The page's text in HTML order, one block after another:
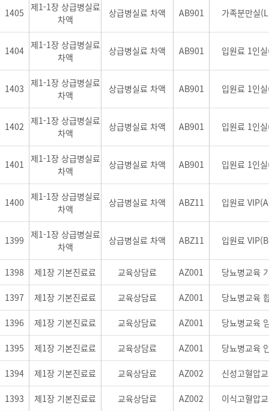
1405 제1-1장 상급병실료
차액
상급병실료 차액 AB901 가족분만실
1404 제1-1장 상급병실료
차액
상급병실료 차액 AB901 입원료 1인
1403 제1-1장 상급병실료
차액
상급병실료 차액 AB901 입원료 1인
1402 제1-1장 상급병실료
차액
상급병실료 차액 AB901 입원료 1인
1401 제1-1장 상급병실료
차액
상급병실료 차액 AB901 입원료 1인
1400 제1-1장 상급병실료
차액
상급병실료 차액 ABZ11 입원료
1399 제1-1장 상급병실료
차액
상급병실료 차액 ABZ11 입원료
1398 제1장 기본진료료 교육상담료 AZ001
당뇨병교육
1397
제1장 기본진료료 교육상담료 AZ001
당뇨병교육
1396
제1장 기본진료료 교육상담료 AZ001
당뇨병교육
1395
제1장 기본진료료 교육상담료 AZ001
당뇨병교육
1394
제1장 기본진료료 교육상담료 AZ002
신성고혈압
1393
제1장 기본진료료 교육상담료 AZ002
이식고혈압